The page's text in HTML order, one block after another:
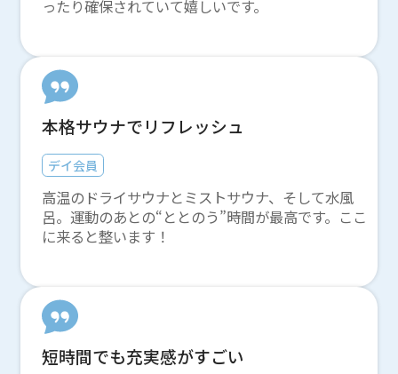
ったり確保されていて嬉しいです。
本格サウナでリフレッシュ
デイ会員
高温のドライサウナとミストサウナ、そして水風
呂。運動のあとの“ととのう”時間が最高です。ここ
に来ると整います！
短時間でも充実感がすごい